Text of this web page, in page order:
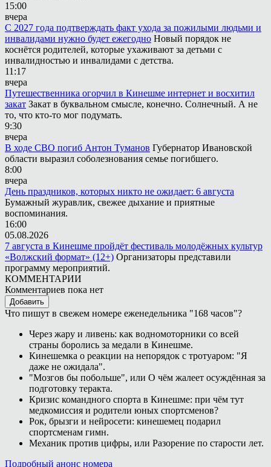
15:00
вчера
С 2027 года подтверждать факт ухода за пожилыми людьми и
инвалидами нужно будет ежегодно Новый порядок не
коснётся родителей, которые ухаживают за детьми с
инвалидностью и инвалидами с детства.
11:17
вчера
Путешественника огорчил в Кинешме интернет и восхитил
закат Закат в буквальном смысле, конечно. Солнечный. А не
то, что кто-то мог подумать.
9:30
вчера
В ходе СВО погиб Антон Туманов Губернатор Ивановской
области выразил соболезнования семье погибшего.
8:00
вчера
День праздников, которых никто не ожидает: 6 августа
Бумажный журавлик, свежее дыхание и приятные
воспоминания.
16:00
05.08.2026
7 августа в Кинешме пройдёт фестиваль молодёжных культур
«Волжский формат» (12+) Организаторы представили
программу мероприятий.
КОММЕНТАРИИ
Комментариев пока нет
Добавить
Что пишут в свежем номере еженедельника "168 часов"?
Через жару и ливень: как водномоторники со всей
страны боролись за медали в Кинешме.
Кинешемка о реакции на непорядок с тротуаром: "Я
даже не ожидала".
"Мозгов бы побольше", или О чём жалеет осуждённая за
подготовку теракта.
Кризис командного спорта в Кинешме: при чём тут
медкомиссия и родители юных спортсменов?
Рок, брызги и нейросети: кинешемец подарил
спортсменам гимн.
Механик против цифры, или Разорение по старости лет.
Подробный анонс номера